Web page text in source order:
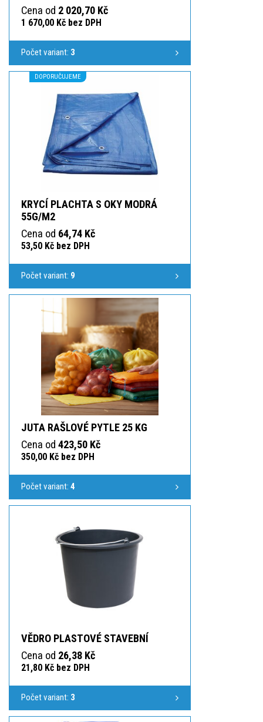
Cena od 2 020,70 Kč
1 670,00 Kč bez DPH
Počet variant: 3
DOPORUČUJEME
KRYCÍ PLACHTA S OKY MODRÁ
55G/M2
Cena od 64,74 Kč
53,50 Kč bez DPH
Počet variant: 9
JUTA RAŠLOVÉ PYTLE 25 KG
Cena od 423,50 Kč
350,00 Kč bez DPH
Počet variant: 4
VĚDRO PLASTOVÉ STAVEBNÍ
Cena od 26,38 Kč
21,80 Kč bez DPH
Počet variant: 3